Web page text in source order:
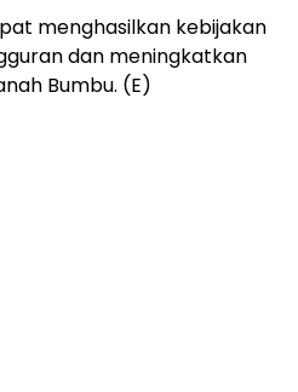
menghasilkan kebijakan
dan meningkatkan
Bumbu. (E)